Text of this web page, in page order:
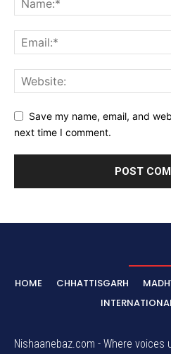
Save my name, email, and
next time I comment.
HOME CHHATTISGARH
Nishaanebaz.com - Where